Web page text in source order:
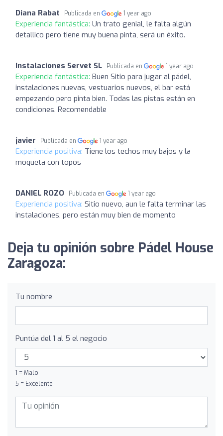
Diana Rabat Publicada en 1 year ago
Experiencia fantástica: Un trato genial, le falta algún
detallico pero tiene muy buena pinta, será un éxito.
Instalaciones Servet SL Publicada en 1 year ago
Experiencia fantástica: Buen Sitio para jugar al pádel,
instalaciones nuevas, vestuarios nuevos, el bar está
empezando pero pinta bien. Todas las pistas están en
condiciones. Recomendable
javier Publicada en 1 year ago
Experiencia positiva: Tiene los techos muy bajos y la
moqueta con topos
DANIEL ROZO Publicada en 1 year ago
Experiencia positiva: Sitio nuevo, aun le falta terminar las
instalaciones, pero están muy bien de momento
Deja tu opinión sobre Pádel House
Zaragoza:
Tu nombre
Puntúa del 1 al 5 el negocio
1 = Malo
5 = Excelente